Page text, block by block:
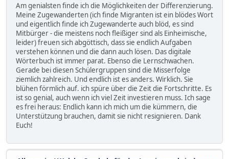
Am genialsten finde ich die Möglichkeiten der Differenzierung.
Meine Zugewanderten (ich finde Migranten ist ein blödes Wort
und eigentlich finde ich Zugewanderte auch blöd, es sind
Mitbürger - die meistens noch fleißiger sind als Einheimische,
leider) freuen sich abgöttisch, dass sie endlich Aufgaben
verstehen können und die dann auch lösen. Das digitale
Wörterbuch ist immer parat. Ebenso die Lernschwachen.
Gerade bei diesen Schülergruppen sind die Misserfolge
ziemlich zahlreich. Und endlich ist es anders. Wirklich. Sie
blühen förmlich auf. ich spüre über die Zeit die Fortschritte. Es
ist so genial, auch wenn ich viel Zeit investieren muss. Ich sage
es frei heraus: Endlich kann ich mich um die kümmern, die
Unterstützung brauchen, damit sie nicht resignieren. Dank
Euch!